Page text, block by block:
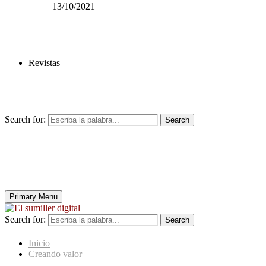
13/10/2021
Revistas
Search for: Search
Primary Menu
Search for: Search
Inicio
Creando valor